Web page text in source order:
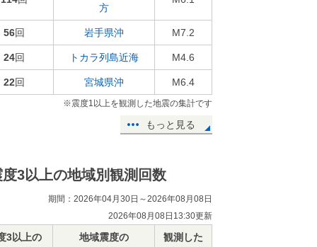
方
56回 岩手県沖 M7.2
24回 トカラ列島近海 M4.6
22回 宮城県沖 M6.4
※震度1以上を観測した地震の集計です
もっと見る
度3以上の地域別観測回数
期間：2026年04月30日～2026年08月08日
2026年08月08日13:30更新
3以上の
地域震度の
観測した